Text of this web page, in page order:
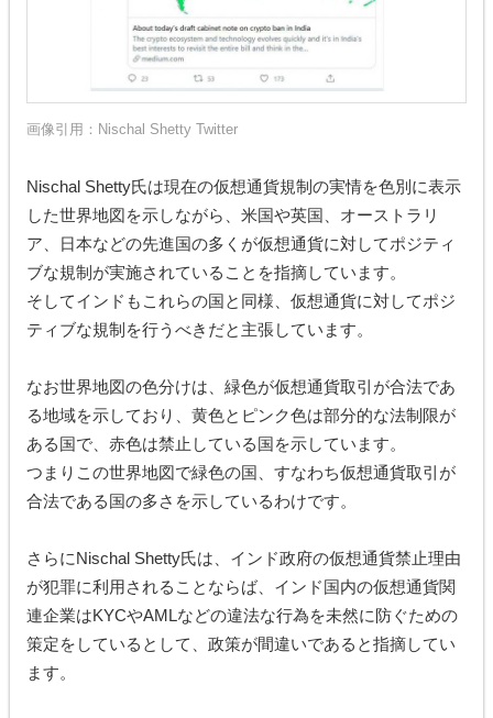
画像引用： Nischal Shetty Twitter
Nischal Shetty氏は現在の仮想通貨規制の実情を色別に表示
した世界地図を示しながら、米国や英国、オーストラリ
ア、日本などの先進国の多くが仮想通貨に対してポジティ
ブな規制が実施されていることを指摘しています。
そしてインドもこれらの国と同様、仮想通貨に対してポジ
ティブな規制を行うべきだと主張しています。
なお世界地図の色分けは、緑色が仮想通貨取引が合法であ
る地域を示しており、黄色とピンク色は部分的な法制限が
ある国で、赤色は禁止している国を示しています。
つまりこの世界地図で緑色の国、すなわち仮想通貨取引が
合法である国の多さを示しているわけです。
さらにNischal Shetty氏は、インド政府の仮想通貨禁止理由
が犯罪に利用されることならば、インド国内の仮想通貨関
連企業はKYCやAMLなどの違法な行為を未然に防ぐための
策定をしているとして、政策が間違いであると指摘してい
ます。